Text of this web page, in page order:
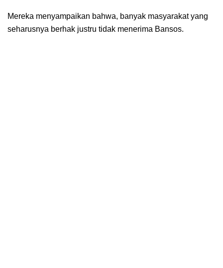
Mereka menyampaikan bahwa, banyak masyarakat yang
seharusnya berhak justru tidak menerima Bansos.